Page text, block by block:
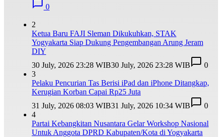
0
2
Ketua Baru FAJI Sleman Dikukuhkan, STAK
Yogyakarta Siap Dukung Pengembangan Arung Jeram
DIY
30 July, 2026 23:28 WIB30 July, 2026 23:28 WIB
0
3
Pelaku Pencurian Tas Berisi iPad dan iPhone Ditangkap,
Kerugian Korban Capai Rp25 Juta
31 July, 2026 08:03 WIB31 July, 2026 10:34 WIB
0
4
Partai Kebangkitan Nusantara Gelar Workshop Nasional
Untuk Anggota DPRD Kabupaten/Kota di Yogyakarta